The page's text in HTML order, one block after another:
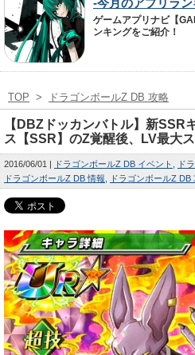
ゲームアプリナビ【
ンキングをご紹介！
TOP > ドラゴンボールZ DB 攻略
【DBZドッカンバトル】新SSR
ス【SSR】のZ覚醒後、LV最大
2016/06/01 ドラゴンボールZ DB イベント
ド
ドラゴンボールZ DB 情報
ドラゴンボールZ DB